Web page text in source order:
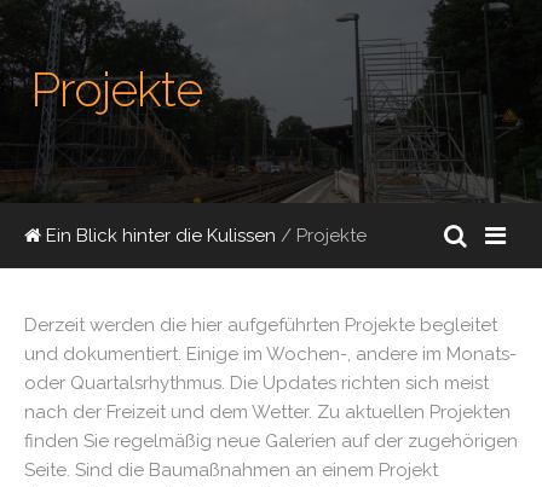
Projekte
Ein Blick hinter die Kulissen / Projekte
Derzeit werden die hier aufgeführten Projekte begleitet
und dokumentiert. Einige im Wochen-, andere im Monats-
oder Quartalsrhythmus. Die Updates richten sich meist
nach der Freizeit und dem Wetter. Zu aktuellen Projekten
finden Sie regelmäßig neue Galerien auf der zugehörigen
Seite. Sind die Baumaßnahmen an einem Projekt